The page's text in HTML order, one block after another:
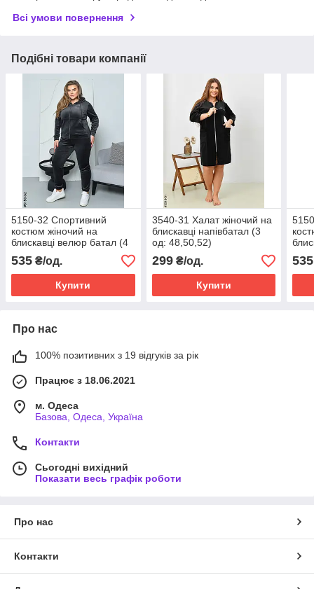
Всі умови повернення
Подібні товари компанії
5150-32 Спортивний
костюм жіночий на
блискавці велюр батал (4
од: 52,54,56,58)
535 ₴/од.
Купити
3540-31 Халат жіночий на
блискавці напівбатал (3
од: 48,50,52)
299₴/од.
Купити
од:
535
Про нас
100% позитивних з 19 відгуків за рік
Працює з 18.06.2021
м. Одеса
Базова, Одеса, Україна
Контакти
Сьогодні вихідний
Показати весь графік роботи
Про нас
Контакти